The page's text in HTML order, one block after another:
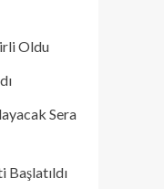
Oldu
Sera
Başlatıldı